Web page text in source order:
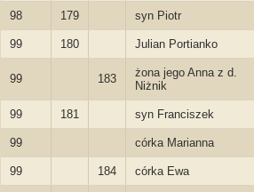
98 179 syn Piotr
99 180 Julian Portianko
99 183
żona jego Anna z d.
Niżnik
99 181 syn Franciszek
99 córka Marianna
99 184 córka Ewa